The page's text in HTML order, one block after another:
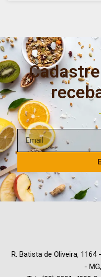
R. Batista de Oliveira, 1164
-